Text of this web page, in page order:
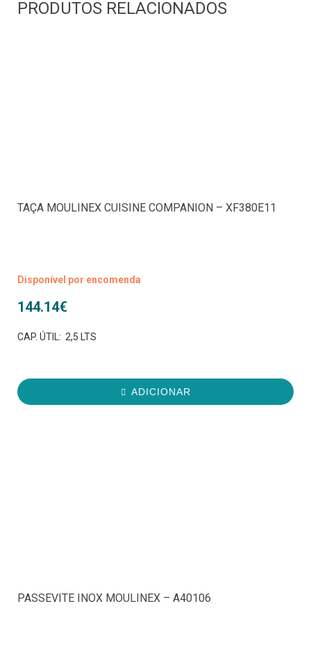
PRODUTOS RELACIONADOS
TAÇA MOULINEX CUISINE COMPANION – XF380E11
Disponível por encomenda
144.14€
CAP. ÚTIL: 2,5 LTS
ADICIONAR
PASSEVITE INOX MOULINEX – A40106